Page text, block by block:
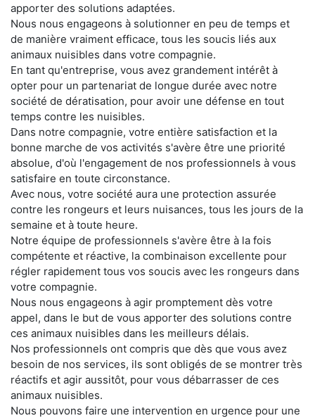
apporter des solutions adaptées.
Nous nous engageons à solutionner en peu de temps et
de manière vraiment efficace, tous les soucis liés aux
animaux nuisibles dans votre compagnie.
En tant qu'entreprise, vous avez grandement intérêt à
opter pour un partenariat de longue durée avec notre
société de dératisation, pour avoir une défense en tout
temps contre les nuisibles.
Dans notre compagnie, votre entière satisfaction et la
bonne marche de vos activités s'avère être une priorité
absolue, d'où l'engagement de nos professionnels à vous
satisfaire en toute circonstance.
Avec nous, votre société aura une protection assurée
contre les rongeurs et leurs nuisances, tous les jours de la
semaine et à toute heure.
Notre équipe de professionnels s'avère être à la fois
compétente et réactive, la combinaison excellente pour
régler rapidement tous vos soucis avec les rongeurs dans
votre compagnie.
Nous nous engageons à agir promptement dès votre
appel, dans le but de vous apporter des solutions contre
ces animaux nuisibles dans les meilleurs délais.
Nos professionnels ont compris que dès que vous avez
besoin de nos services, ils sont obligés de se montrer très
réactifs et agir aussitôt, pour vous débarrasser de ces
animaux nuisibles.
Nous pouvons faire une intervention en urgence pour une